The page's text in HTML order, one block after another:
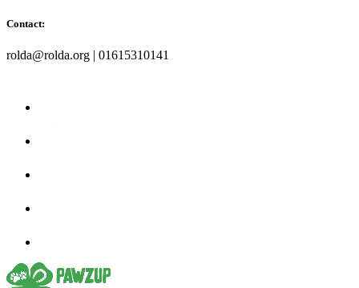
Contact:
rolda@rolda.org | 01615310141